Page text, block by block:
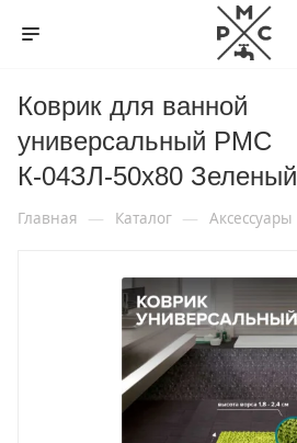
Коврик для ванной
универсальный РМС
К-04ЗЛ-50х80 Зеленый
Главная — Каталог — Аксессуары